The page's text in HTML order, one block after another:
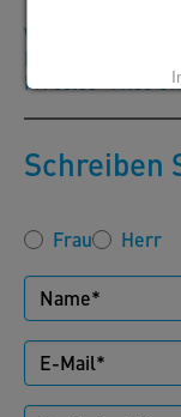
Werk Sierning:
Mo–Do:
Fr: 06:30–11:30
Schreiben
Frau Herr